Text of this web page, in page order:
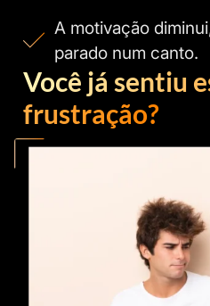
A motivação
parado num canto.
Você já sentiu
frustração?